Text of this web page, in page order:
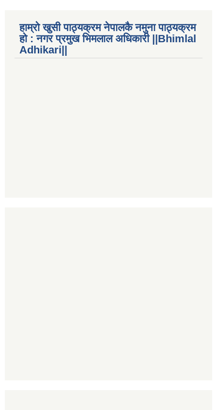
हाम्रो खुसी पाठ्यक्रम नेपालकै नमुना पाठ्यक्रम
हो : नगर प्रमुख भिमलाल अधिकारी ||Bhimlal
Adhikari||